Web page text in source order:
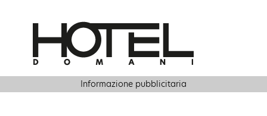
Informazione pubblicitaria